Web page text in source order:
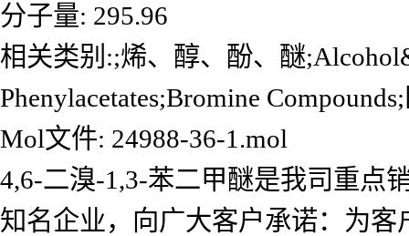
分子量: 295.96
相关类别:;烯、醇、酚、醚
Phenylacetates;Bromine
Mol文件: 24988-36-1.mol
4,6-二溴-1,3-苯二甲醚是我司重点
知名企业，向广大客户承诺：为